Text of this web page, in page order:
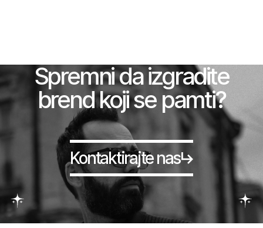
Spremni da izgradite
brend koji se pamti?
Kontaktirajte nas